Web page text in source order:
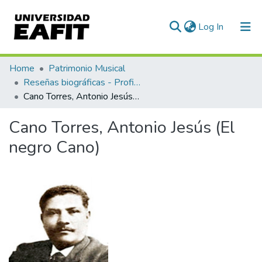
Log In (current)
Communities & Collections
All of DSpace
Home
Patrimonio Musical
Reseñas biográficas - Profiles
Cano Torres, Antonio Jesús (El negro Cano)
Cano Torres, Antonio Jesús (El
negro Cano)